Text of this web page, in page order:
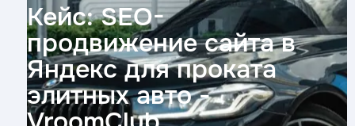
Кейс: SEO-
продвижение сайта в
Яндекс для проката
элитных авто -